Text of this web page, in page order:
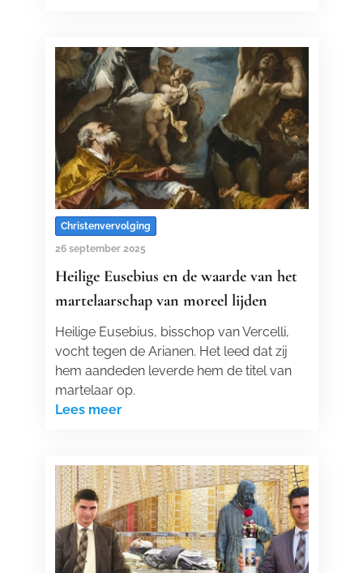
Christenvervolging
26 september 2025
Heilige Eusebius en de waarde van het
martelaarschap van moreel lijden
Heilige Eusebius, bisschop van Vercelli,
vocht tegen de Arianen. Het leed dat zij
hem aandeden leverde hem de titel van
martelaar op.
Lees meer